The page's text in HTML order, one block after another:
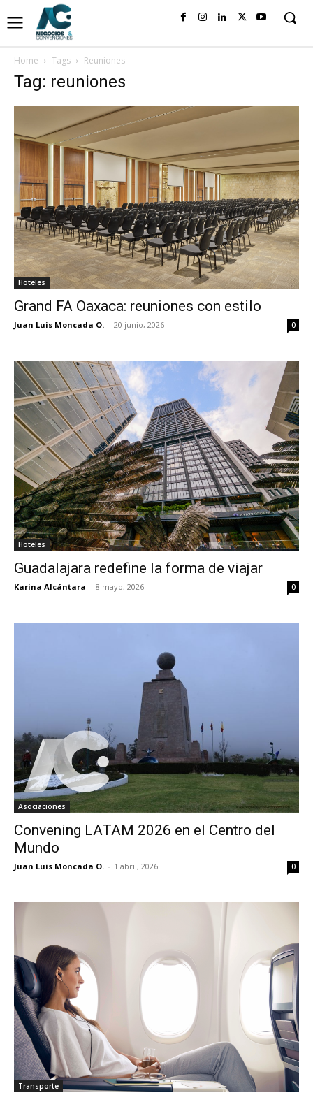
Home Tags Reuniones
Tag: reuniones
Hoteles
Grand FA Oaxaca: reuniones con estilo
Juan Luis Moncada O. - 20 junio, 2026 0
Hoteles
Guadalajara redefine la forma de viajar
Karina Alcántara - 8 mayo, 2026 0
Asociaciones
Convening LATAM 2026 en el Centro del
Mundo
Juan Luis Moncada O. - 1 abril, 2026 0
Transporte